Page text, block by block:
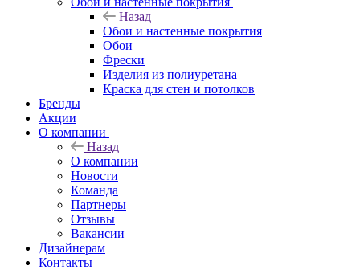
Назад
Обои и настенные покрытия
Обои
Фрески
Изделия из полиуретана
Краска для стен и потолков
Бренды
Акции
О компании
Назад
О компании
Новости
Команда
Партнеры
Отзывы
Вакансии
Дизайнерам
Контакты